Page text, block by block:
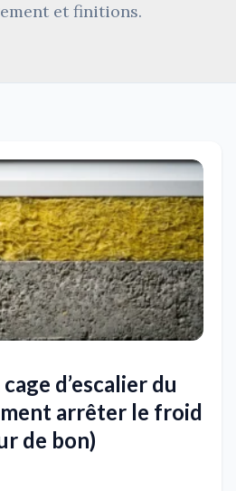
et finitions.
d’escalier du
arrêter le froid
de bon)